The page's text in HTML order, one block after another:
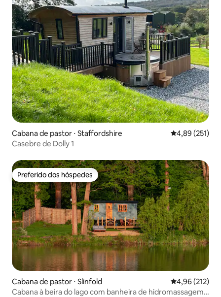
Cabana de pastor ⋅ Staffordshire 4,89 de uma
4,89 (251)
Casebre de Dolly 1
Preferido dos hóspedes
Preferido dos hóspedes
Cabana de pastor ⋅ Slinfold 4,96 de uma
4,96 (212)
Cabana à beira do lago com banheira de hidromassagem